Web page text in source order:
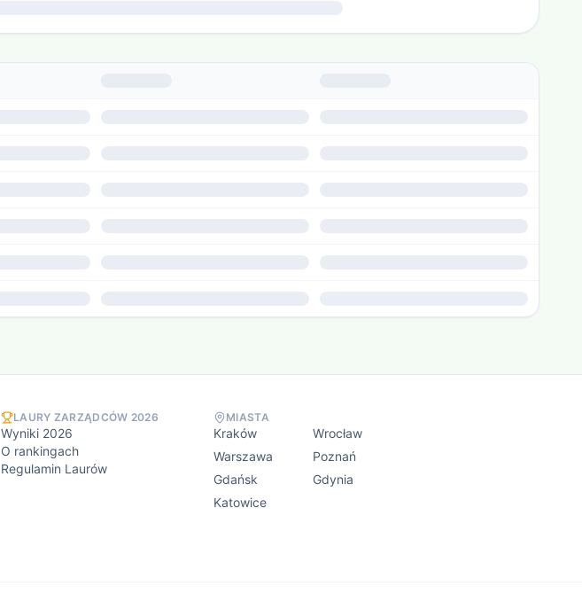
LAURY ZARZĄDCÓW 2026
Wyniki 2026
O rankingach
Regulamin Laurów
MIASTA
Kraków
Wrocław
Warszawa
Poznań
Gdańsk
Gdynia
Katowice